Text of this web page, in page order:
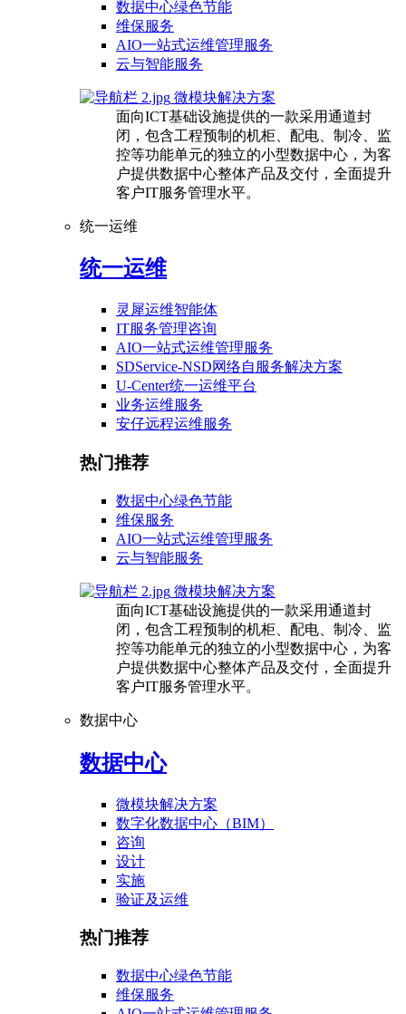
数据中心绿色节能
维保服务
AIO一站式运维管理服务
云与智能服务
微模块解决方案
面向ICT基础设施提供的一款采用通道封
闭，包含工程预制的机柜、配电、制冷、监
控等功能单元的独立的小型数据中心，为客
户提供数据中心整体产品及交付，全面提升
客户IT服务管理水平。
统一运维
统一运维
灵犀运维智能体
IT服务管理咨询
AIO一站式运维管理服务
SDService-NSD网络自服务解决方案
U-Center统一运维平台
业务运维服务
安仔远程运维服务
热门推荐
数据中心绿色节能
维保服务
AIO一站式运维管理服务
云与智能服务
微模块解决方案
面向ICT基础设施提供的一款采用通道封
闭，包含工程预制的机柜、配电、制冷、监
控等功能单元的独立的小型数据中心，为客
户提供数据中心整体产品及交付，全面提升
客户IT服务管理水平。
数据中心
数据中心
微模块解决方案
数字化数据中心（BIM）
咨询
设计
实施
验证及运维
热门推荐
数据中心绿色节能
维保服务